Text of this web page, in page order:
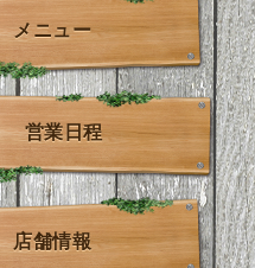
メニュー
営業日程
店舗情報